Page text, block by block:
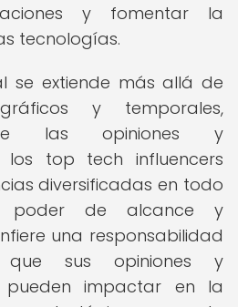
y fomentar la
tecnologías.
se extiende más allá de
y temporales,
las opiniones y
los top tech influencers
diversificadas en todo
poder de alcance y
una responsabilidad
que sus opiniones y
pueden impactar en la